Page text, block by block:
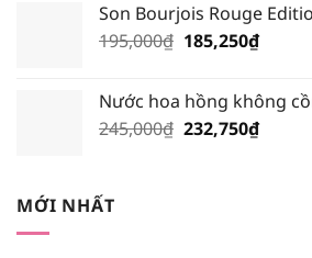
là:
210,000₫.
tại
là:
Son Bourjois Rouge
195,000₫ Giá
195,000₫.
185,250₫Giá
là:
Nước hoa hồng không
245,000₫ Giá
232,750₫Giá
MỚI NHẤT